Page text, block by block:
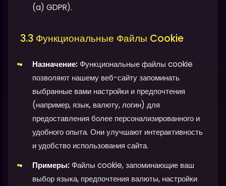
(a) GDPR).
3.3 Функциональные Файлы Cookie
Назначение: Функциональные файлы cookie
позволяют нашему веб-сайту запоминать
выбранные вами настройки и предпочтения
(например, язык, валюту, логин) для
предоставления более персонализированного и
удобного опыта. Они улучшают интерактивность
и удобство использования сайта.
Примеры: Файлы cookie, запоминающие ваш
выбор языка, предпочтения валюты, настройки